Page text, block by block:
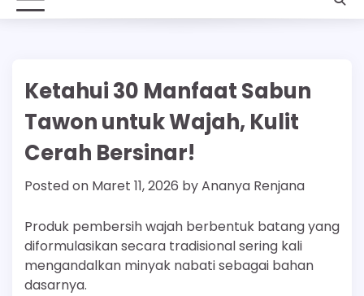
Ketahui 30 Manfaat Sabun
Tawon untuk Wajah, Kulit
Cerah Bersinar!
Posted on Maret 11, 2026 byAnanya Renjana
Produk pembersih wajah berbentuk batang yang
diformulasikan secara tradisional sering kali
mengandalkan minyak nabati sebagai bahan
dasarnya.